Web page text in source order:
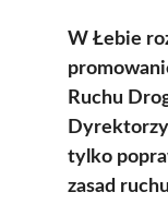
W Łebie
Ruchu
tylko
zasad